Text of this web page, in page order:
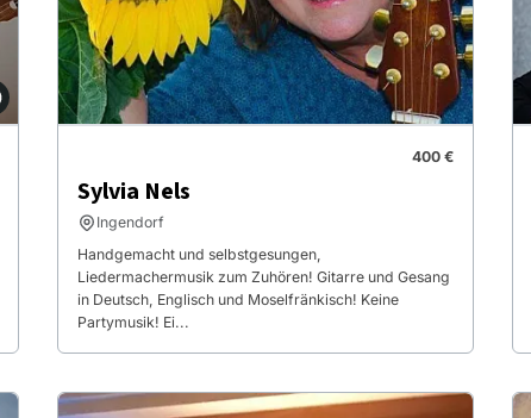
400 €
Sylvia Nels
Ingendorf
Handgemacht und selbstgesungen,
Liedermachermusik zum Zuhören! Gitarre und Gesang
in Deutsch, Englisch und Moselfränkisch! Keine
Partymusik! Ei...